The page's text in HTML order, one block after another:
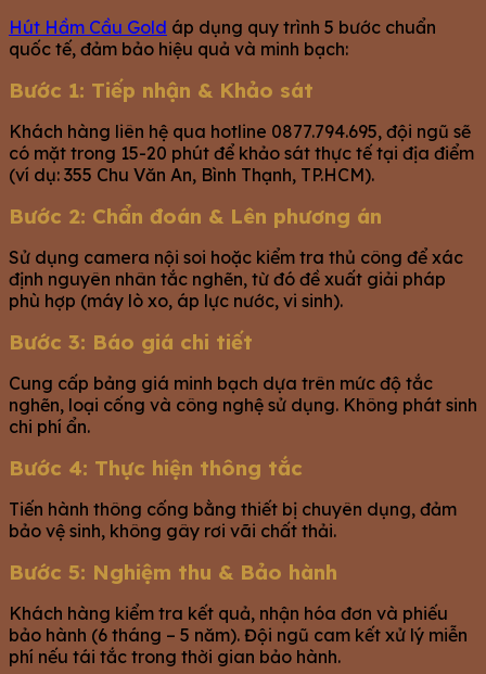
Hút Hầm Cầu Gold áp dụng quy trình 5 bước chuẩn
quốc tế, đảm bảo hiệu quả và minh bạch:
Bước 1: Tiếp nhận & Khảo sát
Khách hàng liên hệ qua hotline 0877.794.695, đội ngũ sẽ
có mặt trong 15-20 phút để khảo sát thực tế tại địa điểm
(ví dụ: 355 Chu Văn An, Bình Thạnh, TP.HCM).
Bước 2: Chẩn đoán & Lên phương án
Sử dụng camera nội soi hoặc kiểm tra thủ công để xác
định nguyên nhân tắc nghẽn, từ đó đề xuất giải pháp
phù hợp (máy lò xo, áp lực nước, vi sinh).
Bước 3: Báo giá chi tiết
Cung cấp bảng giá minh bạch dựa trên mức độ tắc
nghẽn, loại cống và công nghệ sử dụng. Không phát sinh
chi phí ẩn.
Bước 4: Thực hiện thông tắc
Tiến hành thông cống bằng thiết bị chuyên dụng, đảm
bảo vệ sinh, không gây rơi vãi chất thải.
Bước 5: Nghiệm thu & Bảo hành
Khách hàng kiểm tra kết quả, nhận hóa đơn và phiếu
bảo hành (6 tháng – 5 năm). Đội ngũ cam kết xử lý miễn
phí nếu tái tắc trong thời gian bảo hành.